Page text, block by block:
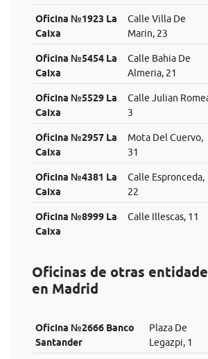
Oficina №1923 La
Caixa
Calle Villa De
Marin, 23
Oficina №5454 La
Caixa
Calle Bahia De
Almeria, 21
Oficina №5529 La
Caixa
Calle Julian
3
Oficina №2957 La
Caixa
Mota Del Cuervo,
31
Oficina №4381 La
Caixa
Calle Espronceda,
22
Oficina №8999 La
Caixa
Calle Illescas, 11
Oficinas de otras
en Madrid
Oficina №2666 Banco
Santander
Plaza De
Legazpi, 1